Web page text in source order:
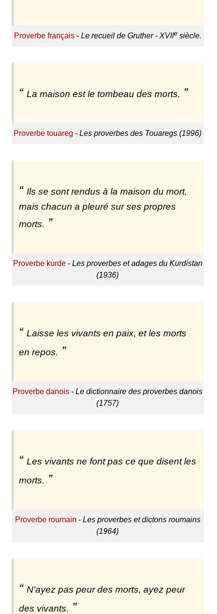
Proverbe français- Le recueil de Gruther - XVIIesiècle.
La maison est le tombeau des morts.
Proverbe touareg -Les proverbes des Touaregs (1996)
Ils se sont rendus à la maison du mort,
mais chacun a pleuré sur ses propres
morts.
Proverbe kurde- Les proverbes et adages du Kurdistan
(1936)
Laisse les vivants en paix, et les morts
en repos.
Proverbe danois -Le dictionnaire des proverbes danois
(1757)
Les vivants ne font pas ce que disent les
morts.
Proverbe roumain - Les proverbes et dictons roumains
(1964)
N'ayez pas peur des morts, ayez peur
des vivants.